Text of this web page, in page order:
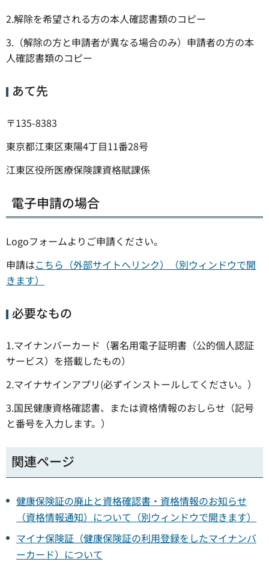
2.解除を希望される方の本人確認書類のコピー
3.（解除の方と申請者が異なる場合のみ）申請者の方の本
人確認書類のコピー
あて先
〒135-8383
東京都江東区東陽4丁目11番28号
江東区役所医療保険課資格賦課係
電子申請の場合
Logoフォームよりご申請ください。
申請はこちら（外部サイトへリンク）（別ウィンドウで開
きます）
必要なもの
1.マイナンバーカード（署名用電子証明書（公的個人認証
サービス）を搭載したもの）
2.マイナサインアプリ(必ずインストールしてください。）
3.国民健康資格確認書、または資格情報のおしらせ（記号
と番号を入力します。）
関連ページ
健康保険証の廃止と資格確認書・資格情報のお知らせ
（資格情報通知）について（別ウィンドウで開きます）
マイナ保険証（健康保険証の利用登録をしたマイナンバ
ーカード）について